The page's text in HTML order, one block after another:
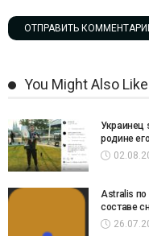
You Might Also Like
Украинец
родине
Astralis по
составе